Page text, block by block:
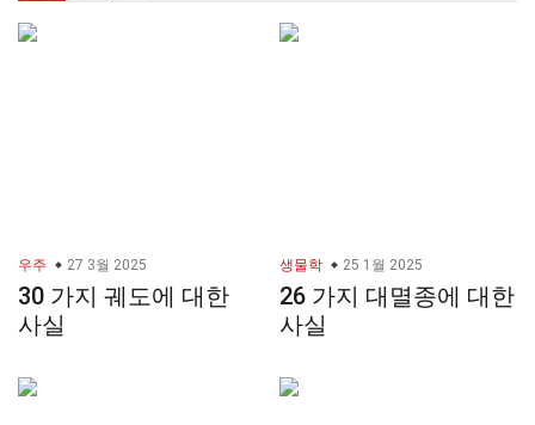
우주 27 3월 2025
30 가지 궤도에 대한
사실
생물학 25 1월 2025
26 가지 대멸종에 대한
사실